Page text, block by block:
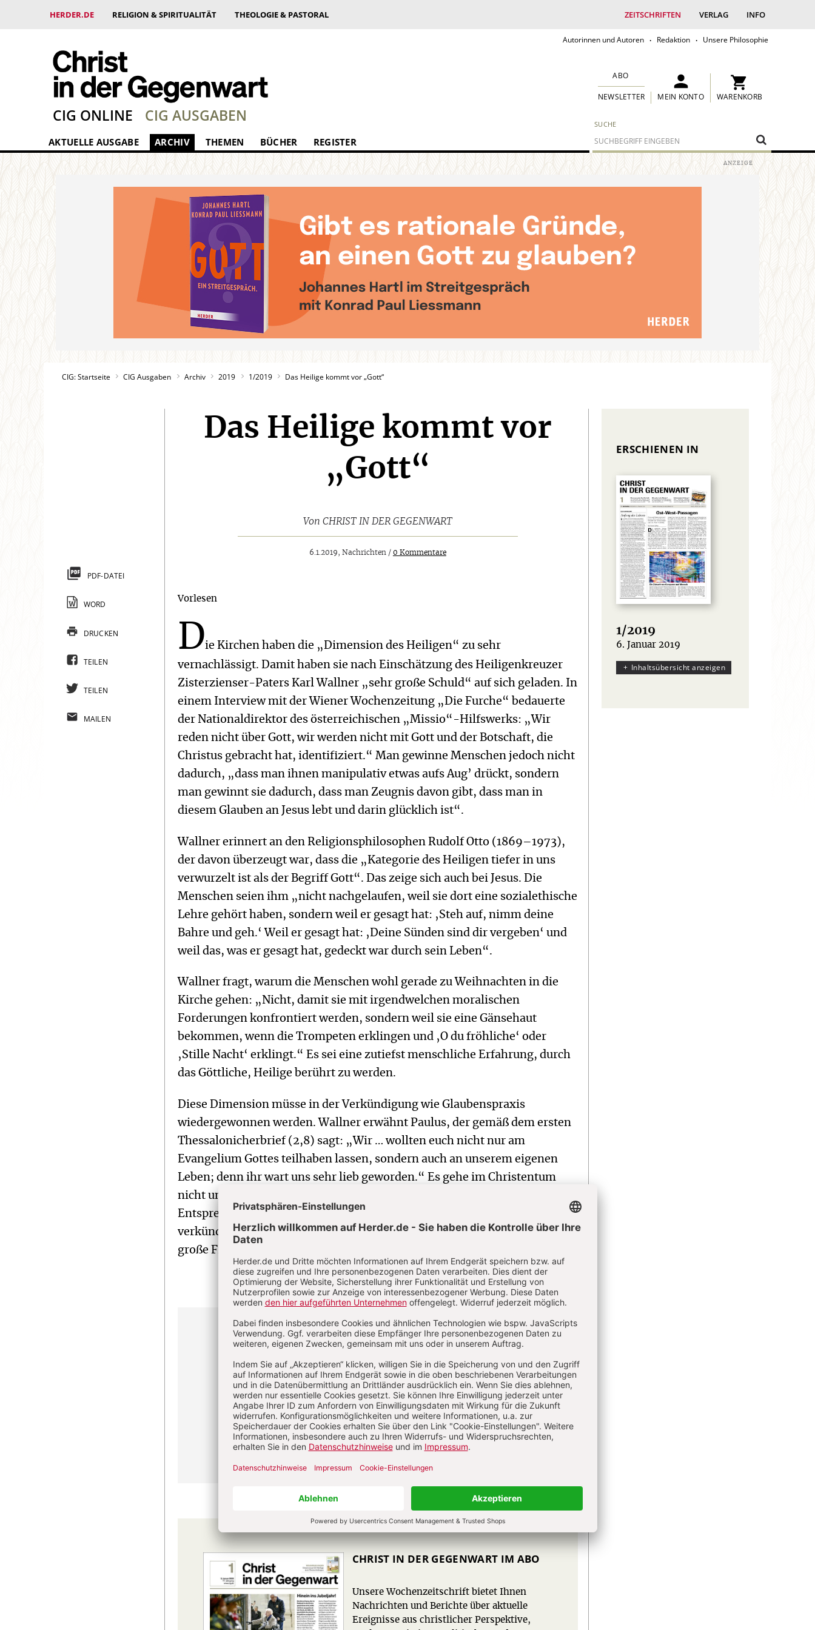
HERDER.DE RELIGION & SPIRITUALITÄT THEOLOGIE & PASTORAL ZEITSCHRIFTEN VERLAG INFO
Autorinnen und Autoren Redaktion Unsere Philosophie
SUCHE
ABO
NEWSLETTER MEIN KONTO WARENKORB
CIG ONLINE CIG AUSGABEN
AKTUELLE AUSGABE ARCHIV THEMEN BÜCHER REGISTER
CIG: Startseite CIG Ausgaben Archiv 2019 1/2019 Das Heilige kommt vor „Gott“
Das Heilige kommt vor
„Gott“
Von CHRIST IN DER GEGENWART
6.1.2019, Nachrichten / 0 Kommentare
Vorlesen
Die Kirchen haben die „Dimension des Heiligen“ zu sehr
vernachlässigt. Damit haben sie nach Einschätzung des Heiligenkreuzer
Zisterzienser-Paters Karl Wallner „sehr große Schuld“ auf sich geladen. In
einem Interview mit der Wiener Wochenzeitung „Die Furche“ bedauerte
der Nationaldirektor des österreichischen „Missio“-Hilfswerks: „Wir
reden nicht über Gott, wir werden nicht mit Gott und der Botschaft, die
Christus gebracht hat, identifiziert.“ Man gewinne Menschen jedoch nicht
dadurch, „dass man ihnen manipulativ etwas aufs Aug’ drückt, sondern
man gewinnt sie dadurch, dass man Zeugnis davon gibt, dass man in
diesem Glauben an Jesus lebt und darin glücklich ist“.
Wallner erinnert an den Religionsphilosophen Rudolf Otto (1869–1973),
der davon überzeugt war, dass die „Kategorie des Heiligen tiefer in uns
verwurzelt ist als der Begriff Gott“. Das zeige sich auch bei Jesus. Die
Menschen seien ihm „nicht nachgelaufen, weil sie dort eine sozialethische
Lehre gehört haben, sondern weil er gesagt hat: ‚Steh auf, nimm deine
Bahre und geh.‘ Weil er gesagt hat: ‚Deine Sünden sind dir vergeben‘ und
weil das, was er gesagt hat, gedeckt war durch sein Leben“.
Wallner fragt, warum die Menschen wohl gerade zu Weihnachten in die
Kirche gehen: „Nicht, damit sie mit irgendwelchen moralischen
Forderungen konfrontiert werden, sondern weil sie eine Gänsehaut
bekommen, wenn die Trompeten erklingen und ‚O du fröhliche‘ oder
‚Stille Nacht‘ erklingt.“ Es sei eine zutiefst menschliche Erfahrung, durch
das Göttliche, Heilige berührt zu werden.
Diese Dimension müsse in der Verkündigung wie Glaubenspraxis
wiedergewonnen werden. Wallner erwähnt Paulus, der gemäß dem ersten
Thessalonicherbrief (2,8) sagt: „Wir … wollten euch nicht nur am
Evangelium Gottes teilhaben lassen, sondern auch an unserem eigenen
Leben; denn ihr wart uns sehr lieb geworden.“ Es gehe im Christentum
nicht um ein Dogmen- oder Moralsystem, sondern um Jesus Christus.
Entsprechend habe der Engel im Lukasevangelium nicht gerufen: „Ich
verkünde euch ein großes Problem“, sondern: „Ich verkünde euch eine
große Freude.“ Das sei der Eröffnungsruf für das Christentum.
CHRIST IN DER GEGENWART IM ABO
Unsere Wochenzeitschrift bietet Ihnen
Nachrichten und Berichte über aktuelle
Ereignisse aus christlicher Perspektive,
PDF-DATEI
WORD
DRUCKEN
TEILEN
TEILEN
MAILEN
ERSCHIENEN IN
1/2019
:
6. Januar 2019
Inhaltsübersicht anzeigen